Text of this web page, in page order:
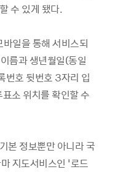
수 있게 됐다.
바일을 통해 서비스되
름과 생년월일(동일
번호 뒷번호 3자리 입
소 위치를 확인할 수
본 정보뿐만 아니라 국
지도서비스인 ‘로드